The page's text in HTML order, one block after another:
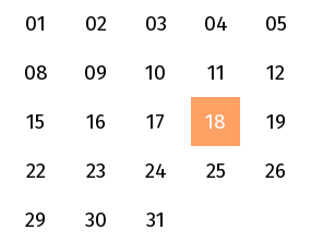
01
02 03 04 05
08
09 10 11 12
15
16 17 18 19
22
23 24 25 26
29
30 31